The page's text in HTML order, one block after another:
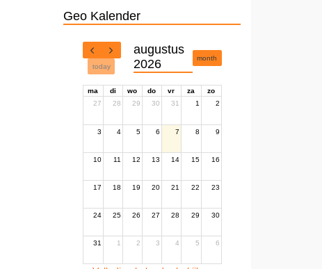
Geo Kalender
today
augustus
2026
month
ma di wo do vr za
zo
27
28 29 30 31 1 2
3 4 5 6 7 8 9
10 11 12 13 14 15 16
17 18 19 20 21 22 23
24 25 26 27 28 29 30
31 1 2 3 4 5 6